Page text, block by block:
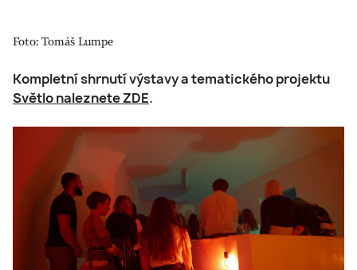
Foto: Tomáš Lumpe
Kompletní shrnutí výstavy a tematického projektu
Světlo naleznete ZDE.